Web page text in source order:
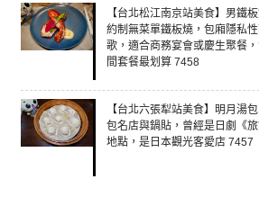
【台北松江南京站美食】男鐵
約制無菜單鐵板燒，包廂隱私
歌，適合商務宴會或慶生聚餐
間套餐最划算 7458
【台北六張犁站美食】明月湯
包名店與鍋貼，曾經是日劇《
地點，是日本觀光客愛店 7457